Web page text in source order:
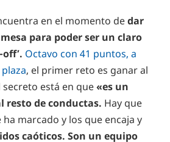
en el momento dedar
para poder ser un claro
Octavo con 41 puntos, a
, el primer reto es ganar al
secreto está en que«es un
resto de conductas. Hay que
marcado y los que encaja y
caóticos. Son un equipo